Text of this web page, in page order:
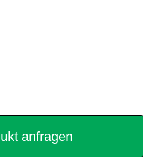
anfragen